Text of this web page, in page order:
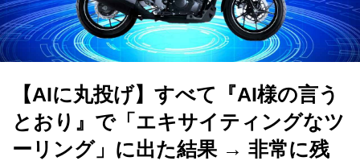
【AIに丸投げ】すべて『AI様の言う
とおり』で「エキサイティングなツ
ーリング」に出た結果 → 非常に残